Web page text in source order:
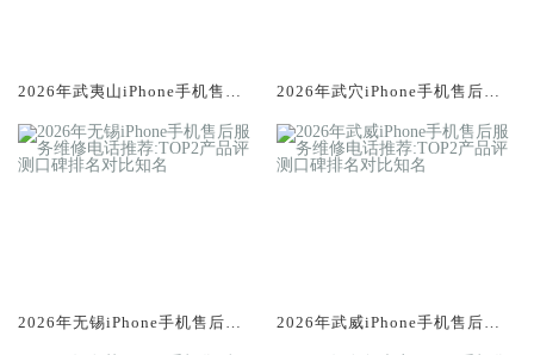
2026年武夷山iPhone手机售后
测口碑排名对比知名
2026年武穴iPhone手机售后服
口碑排名对比知名
2026年无锡iPhone手机售后服
2026年武威iPhone手机售后服